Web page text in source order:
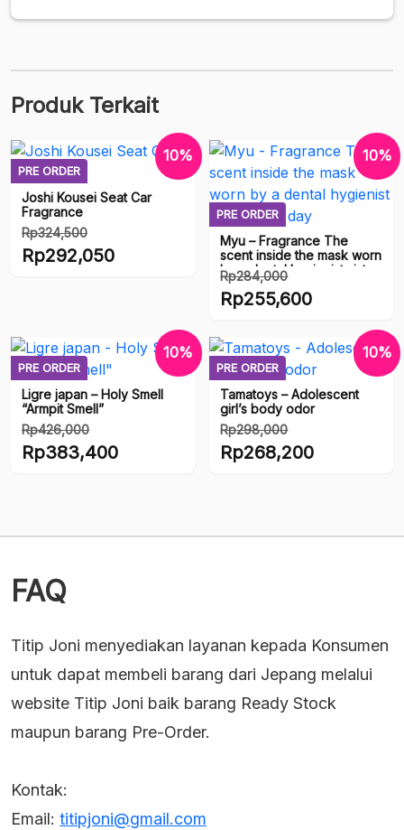
Produk Terkait
PRE ORDER
10%
Joshi Kousei Seat Car
Fragrance
Rp324,500
Harga
Rp292,050
adalah:
Rp292,050.
PRE ORDER
10%
Myu – Fragrance The
scent inside the mask worn
by a dental hygienist sister
for a day
Rp284,000
Harga
adalah:
Rp284,000.
Rp255,600
saat
ini
adalah:
Rp255,600.
PRE ORDER
10%
Ligre japan – Holy Smell
“Armpit Smell”
Rp426,000
Harga
Rp383,400
adalah:
PRE ORDER
10%
Tamatoys – Adolescent
girl’s body odor
Rp298,000
Harga
Rp268,200
adalah:
FAQ
Titip Joni menyediakan layanan kepada Konsumen
untuk dapat membeli barang dari Jepang melalui
website Titip Joni baik barang Ready Stock
maupun barang Pre-Order.
Kontak:
Email: titipjoni@gmail.com